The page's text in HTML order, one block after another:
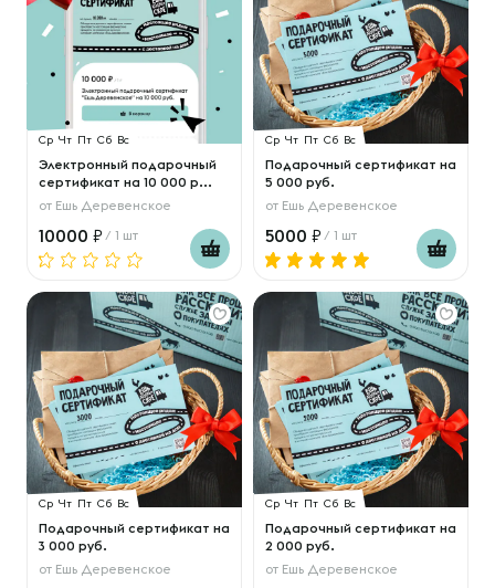
Ср Чт Пт Сб Вс
Электронный подарочный
сертификат на 10 000 р...
от Ешь Деревенское
10000 / 1 шт
Ср Чт Пт Сб Вс
Подарочный сертификат на
5 000 руб.
от Ешь Деревенское
5000 / 1 шт
Ср Чт Пт Сб Вс
Подарочный сертификат на
3 000 руб.
от Ешь Деревенское
Ср Чт Пт Сб Вс
Подарочный сертификат на
2 000 руб.
от Ешь Деревенское